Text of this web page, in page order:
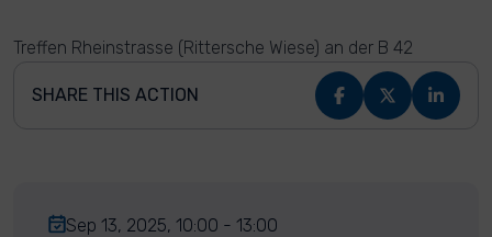
Treffen Rheinstrasse (Rittersche Wiese) an der B 42
SHARE THIS ACTION
Sep 13, 2025, 10:00 - 13:00